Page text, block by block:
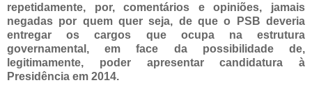
repetidamente, por, comentários e opiniões, jamais
negadas por quem quer seja, de que o PSB deveria
entregar os cargos que ocupa na estrutura
governamental, em face da possibilidade de,
legitimamente, poder apresentar candidatura à
Presidência em 2014.